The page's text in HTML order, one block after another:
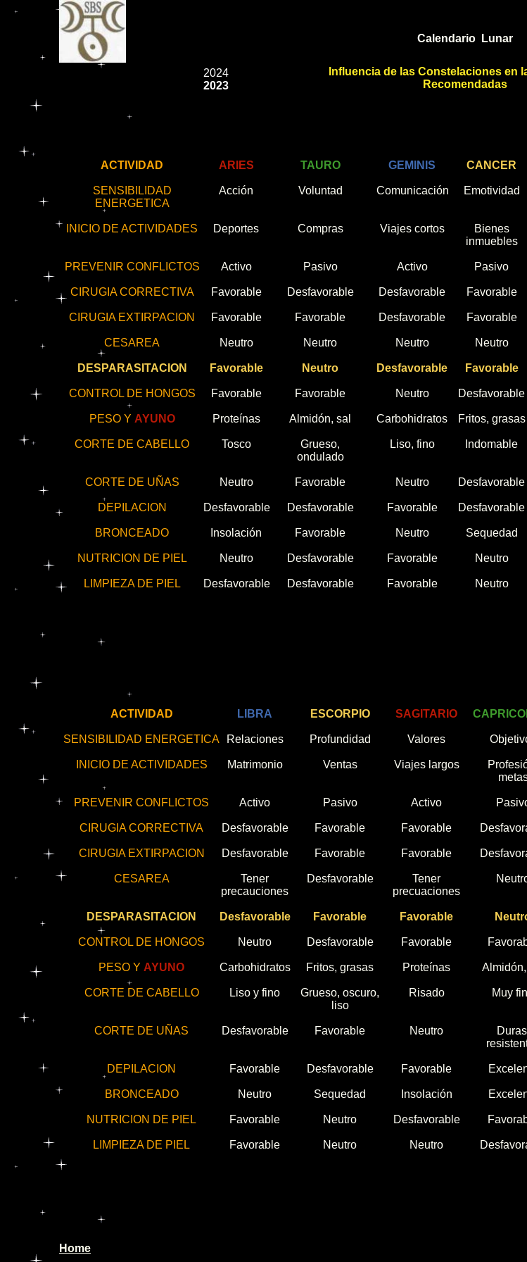
Calendario Lunar
Influencia de las Constelaciones en
Recomendadas
2024
2023
ACTIVIDAD
SENSIBILIDAD
ENERGETICA
INICIO DE ACTIVIDADES
PREVENIR CONFLICTOS
CIRUGIA CORRECTIVA
CIRUGIA EXTIRPACION
CESAREA
DESPARASITACION
CONTROL DE HONGOS
PESO Y AYUNO
CORTE DE CABELLO
CORTE DE UÑAS
DEPILACION
BRONCEADO
NUTRICION DE PIEL
LIMPIEZA DE PIEL
ARIES
Acción
Deportes
Activo
Favorable
Favorable
Neutro
Favorable
Favorable
Proteínas
Tosco
Neutro
Desfavorable
Insolación
Neutro
Desfavorable
TAURO
Voluntad
Compras
Pasivo
Desfavorable
Favorable
Neutro
Neutro
Favorable
Almidón, sal
Grueso,
ondulado
Favorable
Desfavorable
Favorable
Desfavorable
Desfavorable
GEMINIS
Comunicación
Viajes cortos
Activo
Desfavorable
Desfavorable
Neutro
Desfavorable
Neutro
Carbohidratos
Liso, fino
Neutro
Favorable
Neutro
Favorable
Favorable
CANCER
Emotividad
Bienes
inmuebles
Pasivo
Favorable
Favorable
Neutro
Favorable
Desfavorable
Fritos, grasas
Indomable
Desfavorable
Desfavorable
Sequedad
Neutro
Neutro
LIBRA
Relaciones
Matrimonio
Activo
Desfavorable
Desfavorable
Tener
precauciones
Desfavorable
Neutro
Carbohidratos
Liso y fino
Desfavorable
Favorable
Neutro
Favorable
Favorable
ESCORPIO
Profundidad
Ventas
Pasivo
Favorable
Favorable
Desfavorable
Favorable
Desfavorable
Fritos, grasas
Grueso, oscuro,
liso
Favorable
Desfavorable
Sequedad
Neutro
Neutro
SAGITARIO
Valores
Viajes largos
Activo
Favorable
Favorable
Tener
precuaciones
Favorable
Favorable
Proteínas
Risado
Neutro
Favorable
Insolación
Desfavorable
Neutro
Almidón,
Muy
ACTIVIDAD
SENSIBILIDAD ENERGETICA
INICIO DE ACTIVIDADES
PREVENIR CONFLICTOS
CIRUGIA CORRECTIVA
CIRUGIA EXTIRPACION
CESAREA
DESPARASITACION
CONTROL DE HONGOS
PESO Y AYUNO
CORTE DE CABELLO
CORTE DE UÑAS
DEPILACION
BRONCEADO
NUTRICION DE PIEL
LIMPIEZA DE PIEL
Home